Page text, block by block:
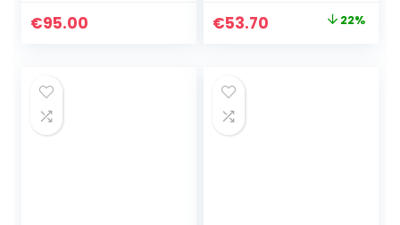
Blanc
€95.00
Le
était :
€69.00.
€53.70 22%